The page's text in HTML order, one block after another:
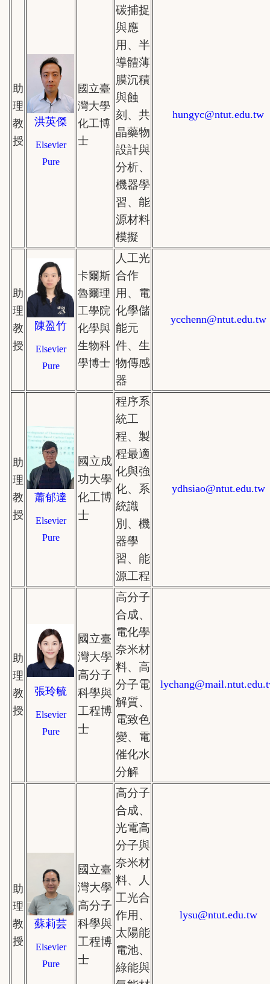
助
理
教
授
洪英傑
Elsevier
Pure
國立臺
灣大學
化工博
士
碳捕捉
與應
用、半
導體薄
膜沉積
與蝕
刻、共
晶藥物
設計與
分析、
機器學
習、能
源材料
模擬
hungyc@ntut.edu.tw
助
理
教
授
陳盈竹
Elsevier
Pure
卡爾斯
魯爾理
工學院
化學與
生物科
學博士
人工光
合作
用、電
化學儲
能元
件、生
物傳感
器
ycchenn@ntut.edu.tw
助
理
教
授
蕭郁達
Elsevier
Pure
國立成
功大學
化工博
士
程序系
統工
程、製
程最適
化與強
化、系
統識
別、機
器學
習、能
源工程
ydhsiao@ntut.edu.tw
助
理
教
授
張玲毓
Elsevier
Pure
國立臺
灣大學
高分子
科學與
工程博
士
高分子
合成、
電化學
奈米材
料、高
分子電
解質、
電致色
變、電
催化水
分解
lychang@mail.
助
理
教
授
蘇莉芸
Elsevier
Pure
國立臺
灣大學
高分子
科學與
工程博
士
高分子
合成、
光電高
分子與
奈米材
料、人
工光合
作用、
太陽能
電池、
綠能與
lysu@ntut.edu.tw